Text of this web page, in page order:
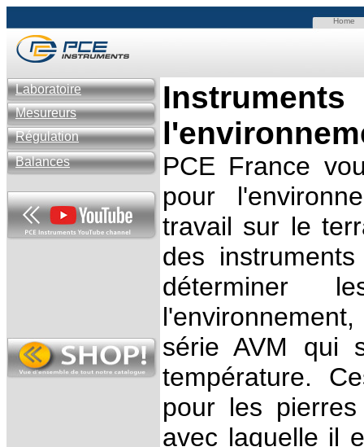
Home
Laboratoire
Mesureurs
Régulation
Balances
PCE France
pour
travail sur le
des
déterminer
série AVM qui
température.
pour les
avec laquelle il